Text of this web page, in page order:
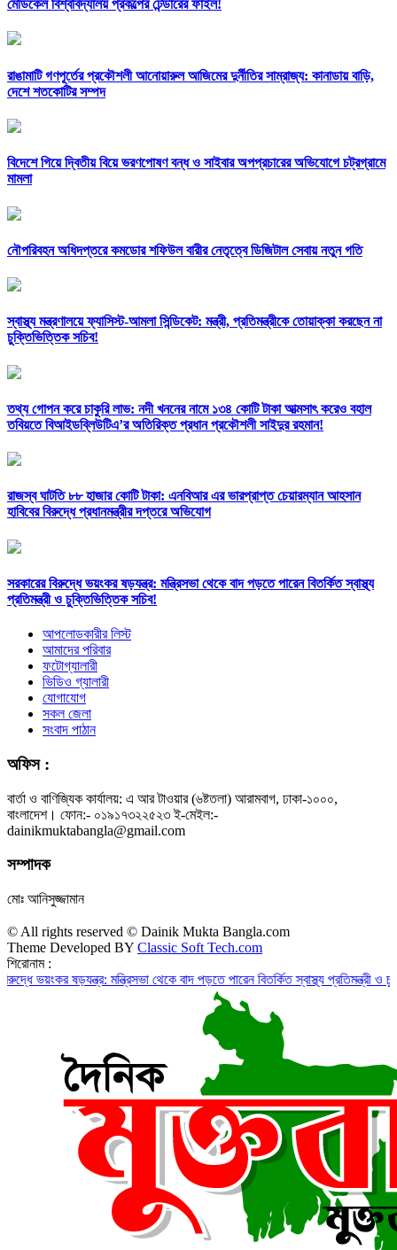
মেডিকেল বিশ্ববিদ্যালয় প্রকল্পের টেন্ডারের ফাইল!
রাঙামাটি গণপূর্তের প্রকৌশলী আনোয়ারুল আজিমের দুর্নীতির সাম্রাজ্য: কানাডায় বাড়ি,
দেশে শতকোটির সম্পদ
বিদেশে গিয়ে দ্বিতীয় বিয়ে ভরণপোষণ বন্ধ ও সাইবার অপপ্রচারের অভিযোগে চট্রগ্রামে
মামলা
নৌপরিবহন অধিদপ্তরে কমডোর শফিউল বারীর নেতৃত্বে ডিজিটাল সেবায় নতুন গতি
স্বাস্থ্য মন্ত্রণালয়ে ফ্যাসিস্ট-আমলা সিন্ডিকেট: মন্ত্রী, প্রতিমন্ত্রীকে তোয়াক্কা করছেন না
চুক্তিভিত্তিক সচিব!
তথ্য গোপন করে চাকুরি লাভ: নদী খননের নামে ১৩৪ কোটি টাকা আত্মসাৎ করেও বহাল
তবিয়তে বিআইডব্লিউটিএ’র অতিরিক্ত প্রধান প্রকৌশলী সাইদুর রহমান!
রাজস্ব ঘাটতি ৮৮ হাজার কোটি টাকা: এনবিআর এর ভারপ্রাপ্ত চেয়ারম্যান আহসান
হাবিবের বিরুদ্ধে প্রধানমন্ত্রীর দপ্তরে অভিযোগ
সরকারের বিরুদ্ধে ভয়ংকর ষড়যন্ত্র: মন্ত্রিসভা থেকে বাদ পড়তে পারেন বিতর্কিত স্বাস্থ্য
প্রতিমন্ত্রী ও চুক্তিভিত্তিক সচিব!
আপলোডকারীর লিস্ট
আমাদের পরিবার
ফটোগ্যালারী
ভিডিও গ্যালারী
যোগাযোগ
সকল জেলা
সংবাদ পাঠান
অফিস :
বার্তা ও বাণিজ্যিক কার্যালয়: এ আর টাওয়ার (৬ষ্টতলা) আরামবাগ, ঢাকা-১০০০,
বাংলাদেশ। ফোন:- ০১৯১৭৩২২৫২৩ ই-মেইল:-
dainikmuktabangla@gmail.com
সম্পাদক
মোঃ আনিসুজ্জামান
© All rights reserved © Dainik Mukta Bangla.com
Theme Developed BY Classic Soft Tech.com
শিরোনাম :
ষড়যন্ত্র: মন্ত্রিসভা থেকে বাদ পড়তে পারেন বিতর্কিত স্বাস্থ্য প্রতিমন্ত্রী ও